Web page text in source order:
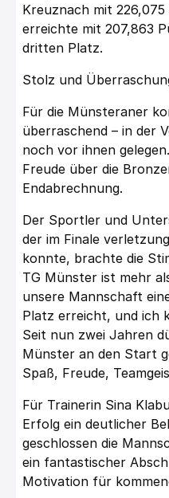
Kreuznach mit
erreichte mit 207,863
dritten Platz.
Stolz und
Für die Münsteraner
überraschend – in der
noch vor ihnen
Freude über die
Endabrechnung.
Der Sportler und
der im Finale
konnte, brachte die
TG Münster ist mehr
unsere Mannschaft
Platz erreicht, und ich
Seit nun zwei Jahren
Münster an den Start
Spaß, Freude,
Für Trainerin Sina
Erfolg ein deutlicher
geschlossen die
ein fantastischer
Motivation für